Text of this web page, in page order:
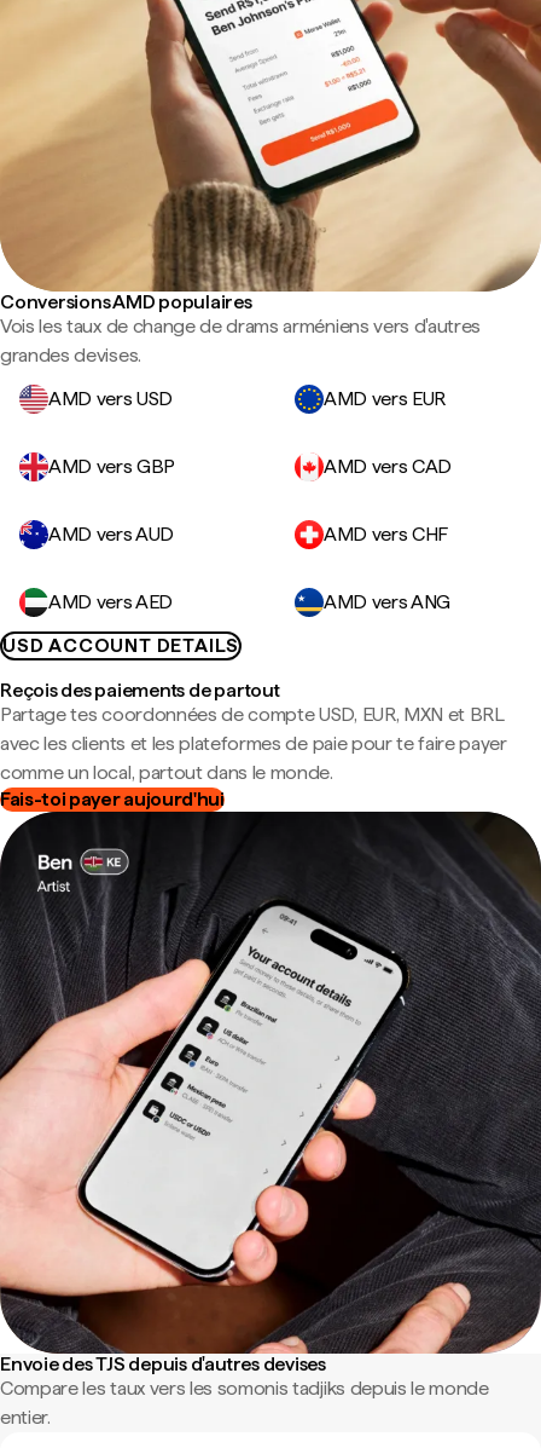
Conversions AMD populaires
Vois les taux de change de drams arméniens vers d'autres
grandes devises.
AMD vers USD
AMD vers EUR
AMD vers GBP AMD vers CAD
AMD vers AUD AMD vers CHF
AMD vers AED
AMD vers ANG
USD ACCOUNT DETAILS
Reçois des paiements de partout
Partage tes coordonnées de compte USD, EUR, MXN et BRL
avec les clients et les plateformes de paie pour te faire payer
comme un local, partout dans le monde.
Fais-toi payer aujourd'hui
Envoie des TJS depuis d'autres devises
Compare les taux vers les somonis tadjiks depuis le monde
entier.